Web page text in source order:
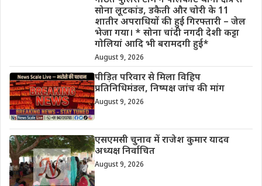
सोना लूटकांड, डकैती और चोरी के 11
शातीर अपराधियों की हुई गिरफ्तारी – जेल
भेजा गया। * सोना चांदी नगदी देशी कट्टा
गोलियां आदि भी बरामदगी हुई*
August 9, 2026
पीड़ित परिवार से मिला विहिप
प्रतिनिधिमंडल, निष्पक्ष जांच की मांग
August 9, 2026
एसएमसी चुनाव में राजेश कुमार यादव
अध्यक्ष निर्वाचित
August 9, 2026